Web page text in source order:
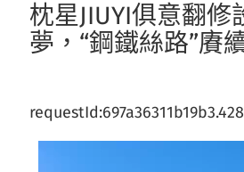
枕星JIUYI俱意翻修
夢，“鋼鐵絲路”賡